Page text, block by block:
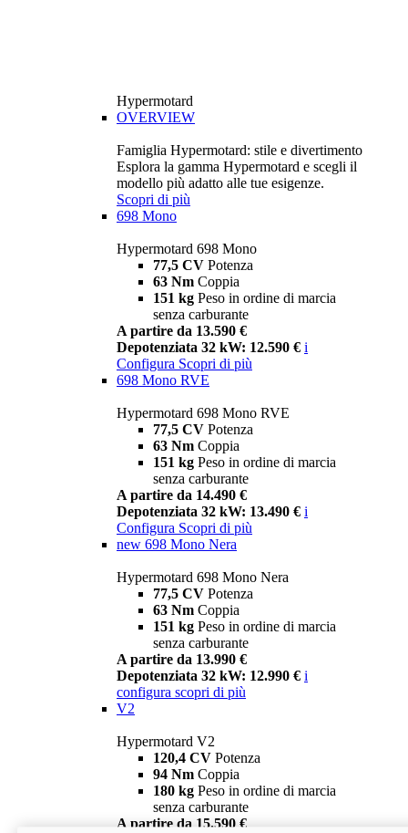
Hypermotard
OVERVIEW
Famiglia Hypermotard: stile e divertimento
Esplora la gamma Hypermotard e scegli il
modello più adatto alle tue esigenze.
Scopri di più
698 Mono
Hypermotard 698 Mono
77,5 CV Potenza
63 Nm Coppia
151 kg Peso in ordine di marcia
senza carburante
A partire da 13.590 €
Depotenziata 32 kW: 12.590 € i
Configura Scopri di più
698 Mono RVE
Hypermotard 698 Mono RVE
77,5 CV Potenza
63 Nm Coppia
151 kg Peso in ordine di marcia
senza carburante
A partire da 14.490 €
Depotenziata 32 kW: 13.490 € i
Configura Scopri di più
new 698 Mono Nera
Hypermotard 698 Mono Nera
77,5 CV Potenza
63 Nm Coppia
151 kg Peso in ordine di marcia
senza carburante
A partire da 13.990 €
Depotenziata 32 kW: 12.990 € i
configura scopri di più
V2
Hypermotard V2
120,4 CV Potenza
94 Nm Coppia
180 kg Peso in ordine di marcia
senza carburante
A partire da 15.590 €